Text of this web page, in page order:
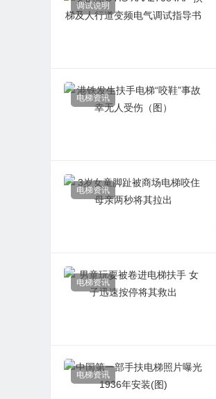
调试说明
电梯资讯
电梯资讯
电梯资讯
电梯资讯